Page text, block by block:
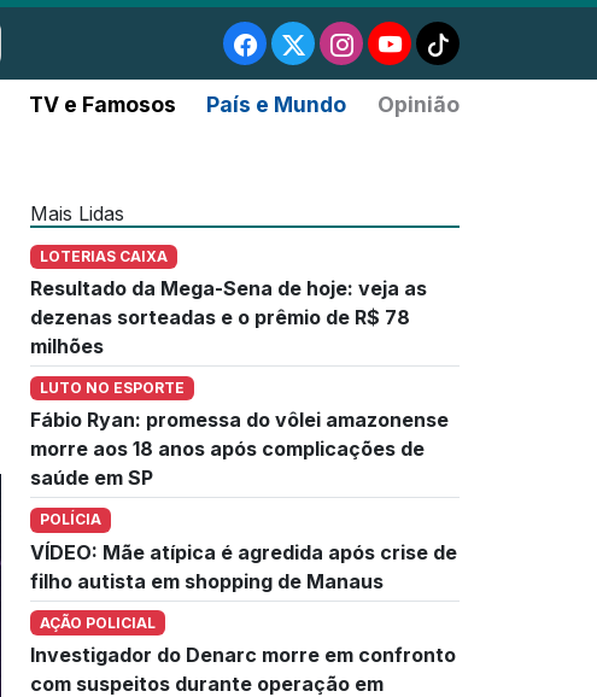
TV e Famosos País e Mundo Opinião
Mais Lidas
LOTERIAS CAIXA
Resultado da Mega-Sena de hoje: veja as
dezenas sorteadas e o prêmio de R$ 78
milhões
LUTO NO ESPORTE
Fábio Ryan: promessa do vôlei amazonense
morre aos 18 anos após complicações de
saúde em SP
POLÍCIA
VÍDEO: Mãe atípica é agredida após crise de
filho autista em shopping de Manaus
AÇÃO POLICIAL
Investigador do Denarc morre em confronto
com suspeitos durante operação em